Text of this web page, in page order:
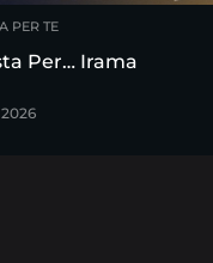
PER TE
Per… Irama